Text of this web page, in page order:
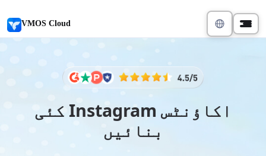
VMOS Cloud
کئی Instagram اکاؤنٹس
بنائیں